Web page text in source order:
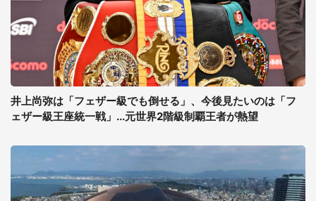
井上尚弥は「フェザー級でも倒せる」、今後見たいのは「フ
ェザー級王座統一戦」...元世界2階級制覇王者が熱望